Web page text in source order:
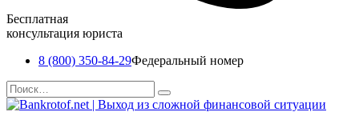
Бесплатная
консультация юриста
8 (800) 350-84-29Федеральный номер
Перейти
к
Search
for: